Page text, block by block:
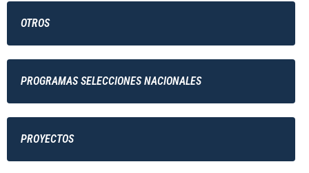
OTROS
PROGRAMAS SELECCIONES NACIONALES
PROYECTOS